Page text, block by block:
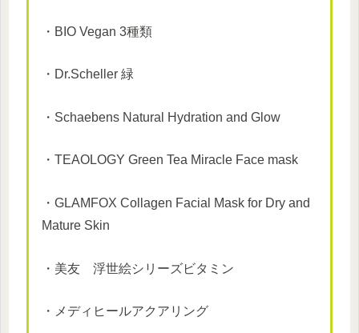
・BIO Vegan 3種類
・Dr.Scheller 緑
・Schaebens Natural Hydration and Glow
・TEAOLOGY Green Tea Miracle Face mask
・GLAMFOX Collagen Facial Mask for Dry and
Mature Skin
・美友 浮世絵シリーズビタミン
・メディヒールアクアリング